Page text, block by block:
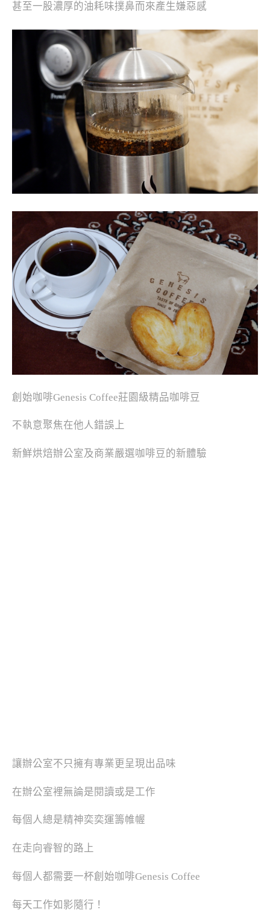
甚至一股濃厚的油耗味撲鼻而來產生嫌惡感
創始咖啡Genesis Coffee莊園級精品咖啡豆
不執意聚焦在他人錯誤上
新鮮烘焙辦公室及商業嚴選咖啡豆的新體驗
讓辦公室不只擁有專業更呈現出品味
在辦公室裡無論是閱讀或是工作
每個人總是精神奕奕運籌帷幄
在走向睿智的路上
每個人都需要一杯創始咖啡Genesis Coffee
每天工作如影隨行！